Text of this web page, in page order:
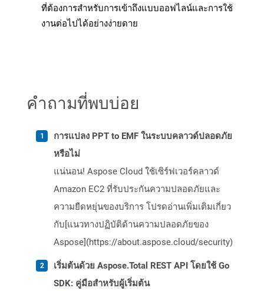
ที่ต้องการสำหรับการเข้าถึงแบบออฟไลน์และการใช้
งานต่อไปได้อย่างง่ายดาย
คำถามที่พบบ่อย
การแปลง PPT to EMF ในระบบคลาวด์ปลอดภัย
หรือไม่
แน่นอน! Aspose Cloud ใช้เซิร์ฟเวอร์คลาวด์
Amazon EC2 ที่รับประกันความปลอดภัยและ
ความยืดหยุ่นของบริการ โปรดอ่านเพิ่มเติมเกี่ยว
กับ[แนวทางปฏิบัติด้านความปลอดภัยของ
Aspose](https://about.aspose.cloud/security)
เริ่มต้นด้วย Aspose.Total REST API โดยใช้ Go
SDK: คู่มือสำหรับผู้เริ่มต้น